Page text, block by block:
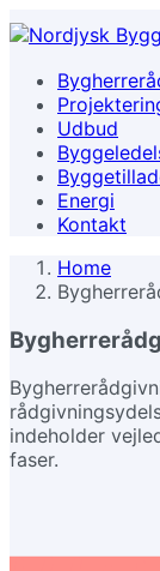
Udbud
Energi
Kontakt
Home
indeholder
faser.